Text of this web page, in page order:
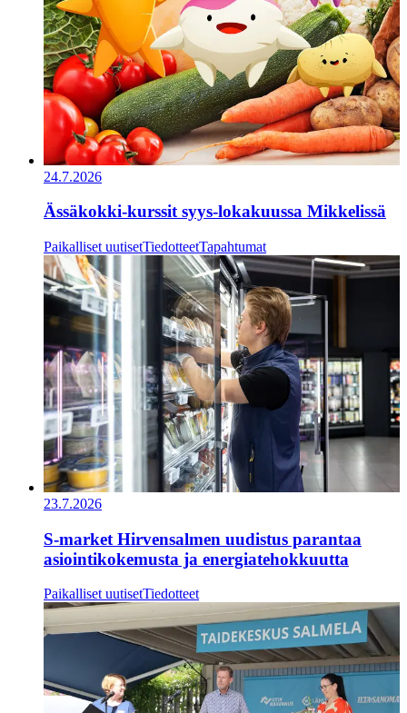
24.7.2026
Ässäkokki-kurssit syys-lokakuussa Mikkelissä
Paikalliset uutisetTiedotteetTapahtumat
23.7.2026
S-market Hirvensalmen uudistus parantaa
asiointikokemusta ja energiatehokkuutta
Paikalliset uutisetTiedotteet